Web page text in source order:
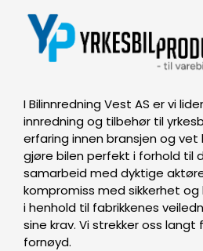
I Bilinnredning Vest AS er vi
innredning og tilbehør til
erfaring innen bransjen og vet
gjøre bilen perfekt i forhold til
samarbeid med dyktige
kompromiss med sikkerhet
i henhold til fabrikkenes
sine krav. Vi strekker oss langt
fornøyd.